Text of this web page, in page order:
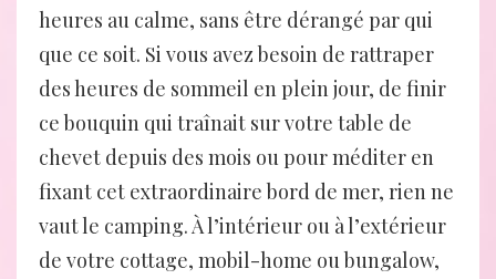
heures au calme, sans être dérangé par qui
que ce soit. Si vous avez besoin de rattraper
des heures de sommeil en plein jour, de finir
ce bouquin qui traînait sur votre table de
chevet depuis des mois ou pour méditer en
fixant cet extraordinaire bord de mer, rien ne
vaut le camping. À l’intérieur ou à l’extérieur
de votre cottage, mobil-home ou bungalow,